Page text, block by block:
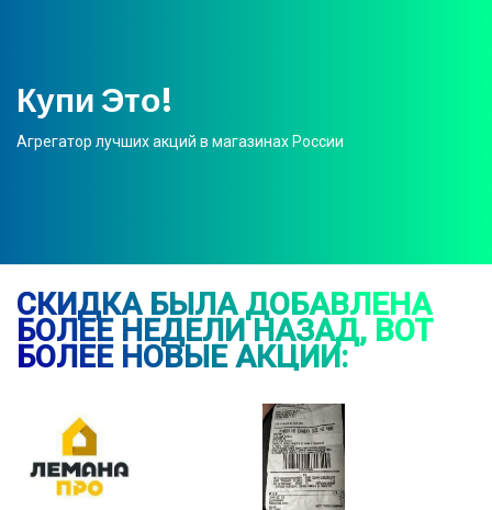
Купи Это!
Агрегатор лучших акций в магазинах России
СКИДКА БЫЛА ДОБАВЛЕНА
БОЛЕЕ НЕДЕЛИ НАЗАД, ВОТ
БОЛЕЕ НОВЫЕ АКЦИИ: